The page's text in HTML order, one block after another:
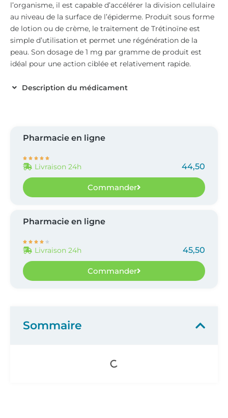
l’organisme, il est capable d’accélérer la division cellulaire
au niveau de la surface de l’épiderme. Produit sous forme
de lotion ou de crème, le traitement de Trétinoïne est
simple d’utilisation et permet une régénération de la
peau. Son dosage de 1 mg par gramme de produit est
idéal pour une action ciblée et relativement rapide.
Description du médicament
Pharmacie en ligne
    
Livraison 24h 44,50
Commander
Pharmacie en ligne
    
Livraison 24h 45,50
Commander
Sommaire